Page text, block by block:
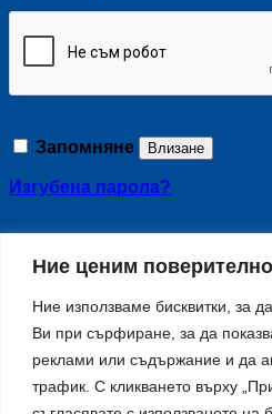
Ние ценим
Ние използваме бисквитки, за
Ви при сърфиране, за да
реклами или съдържание и да
трафик. С кликването върху
Запомняне Влизане
Изгубена парола?
Регистриране
Имейл адрес*Задължително
A link to set a new password
address.
"Вашите лични данни ще
подобрена ползваемост на